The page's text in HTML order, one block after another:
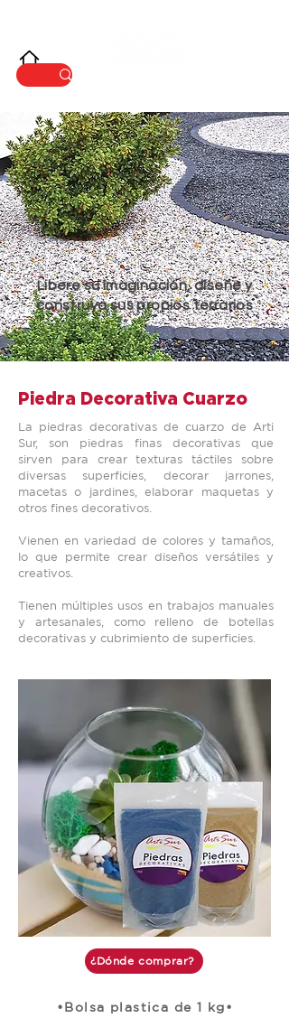
Libere su imaginación, diseñe y
construya sus propios terrarios
Piedra Decorativa Cuarzo
La piedras decorativas de cuarzo de Arti
Sur, son piedras finas decorativas que
sirven para crear texturas táctiles sobre
diversas superficies, decorar jarrones,
macetas o jardines, elaborar maquetas y
otros fines decorativos.
Vienen en variedad de colores y tamaños,
lo que permite crear diseños versátiles y
creativos.
Tienen múltiples usos en trabajos manuales
y artesanales, como relleno de botellas
decorativas y cubrimiento de superficies.
¿Dónde comprar?
•Bolsa plastica de 1 kg•